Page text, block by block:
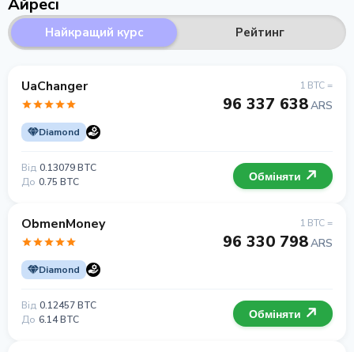
Айресі
Найкращий курс Рейтинг
UaChanger
Diamond
1 BTC =
96 337 638ARS
Від 0.13079 BTC
До 0.75 BTC Обміняти
ObmenMoney
Diamond
1 BTC =
96 330 798ARS
Від 0.12457 BTC
До 6.14 BTC Обміняти